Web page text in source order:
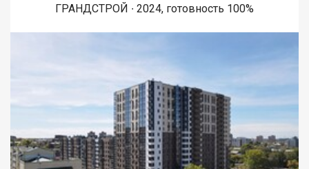
ГРАНДСТРОЙ ∙ 2024, готовность 100%